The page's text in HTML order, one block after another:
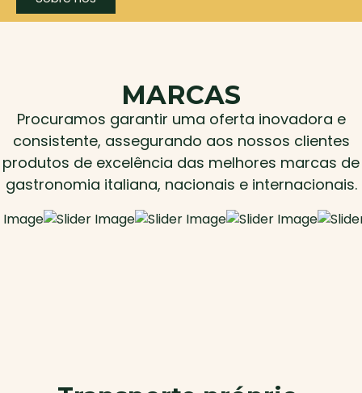
MARCAS
Procuramos garantir uma oferta inovadora e
consistente, assegurando aos nossos clientes
produtos de excelência das melhores marcas de
gastronomia italiana, nacionais e internacionais.